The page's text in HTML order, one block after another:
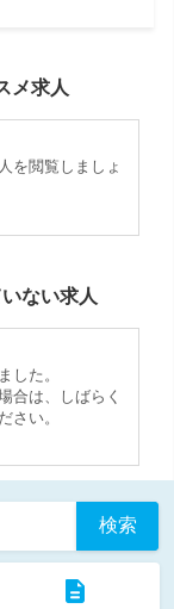
メ求人
を閲覧しましょ
ない求人
した。
合は、しばらく
さい。
検索